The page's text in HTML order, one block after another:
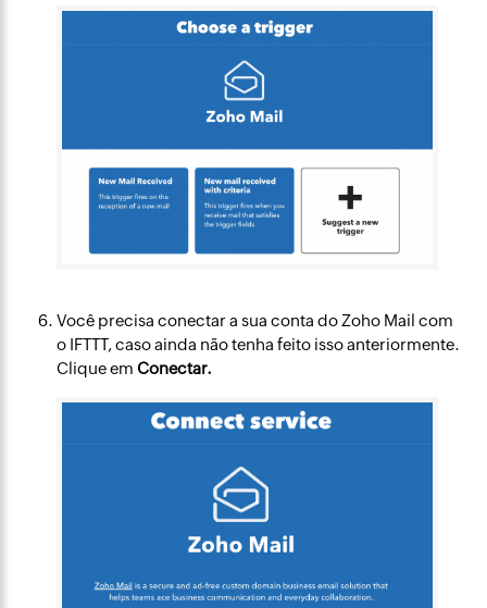
Você precisa conectar a sua conta do Zoho Mail com
o IFTTT, caso ainda não tenha feito isso anteriormente.
Clique emConectar.